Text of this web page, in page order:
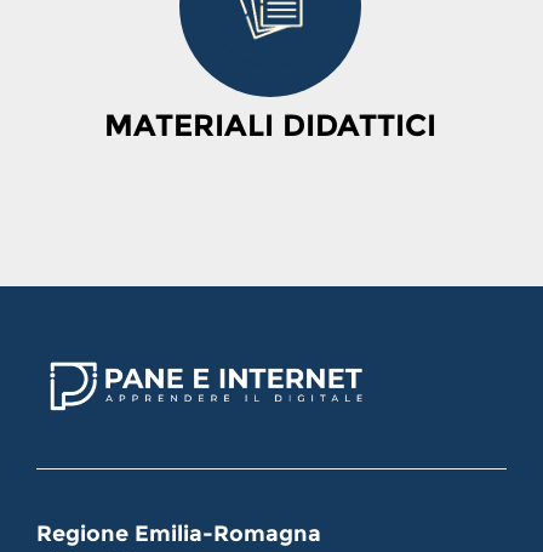
MATERIALI DIDATTICI
Regione Emilia-Romagna